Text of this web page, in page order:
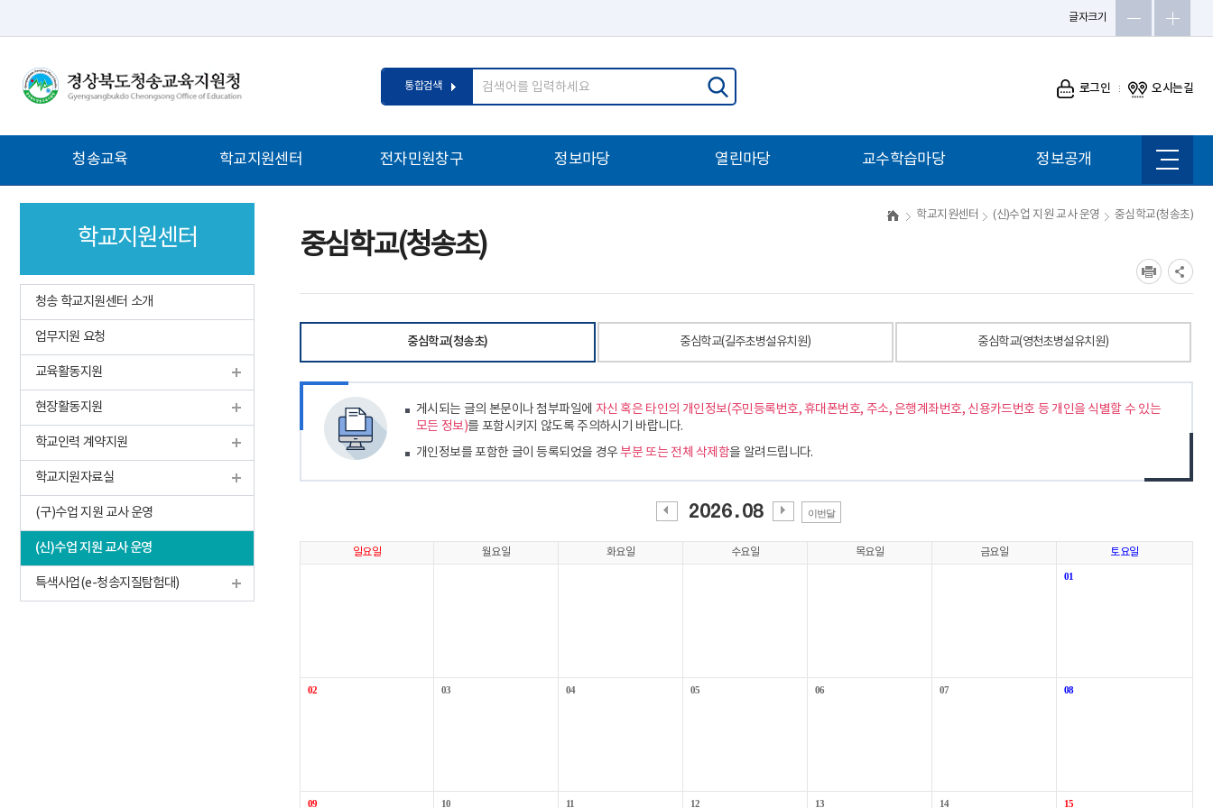
글자크기
로그인 오시는길
통합검색
합
색
력
뉴
사이트
맵
청송교육 학교지원센터 전자민원창구 정보마당 열린마당 교수학습마당 정보공개
학교지원센터
청송 학교지원센터 소개
업무지원 요청
교육활동지원
현장활동지원
학교인력 계약지원
학교지원자료실
(구)수업 지원 교사 운영
(신)수업 지원 교사 운영
특색사업(e-청송지질탐험대)
학교지원센터 (신)수업 지원 교사 운영 중심학교(청송초)
중심학교(청송초)
중심학교(청송초) 중심학교(길주초병설유치원) 중심학교(영천초병설유치원)
게시되는 글의 본문이나 첨부파일에 자신 혹은 타인의 개인정보(주민등록번호, 휴대폰번호, 주소, 은행계좌번호, 신용카드번호 등 개인을 식별할 수 있는
모든 정보)를 포함시키지 않도록 주의하시기 바랍니다.
개인정보를 포함한 글이 등록되었을 경우부분 또는 전체 삭제함을 알려드립니다.
이전
이번달
일요일 월요일 화요일 수요일 목요일 금요일 토요일
01
02 03 04 05 06 07 08
09 10 11 12 13 14 15